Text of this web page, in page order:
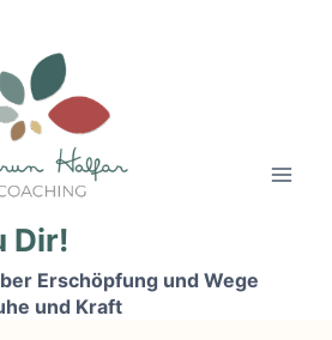
Dir!
Erschöpfung und Wege
und Kraft